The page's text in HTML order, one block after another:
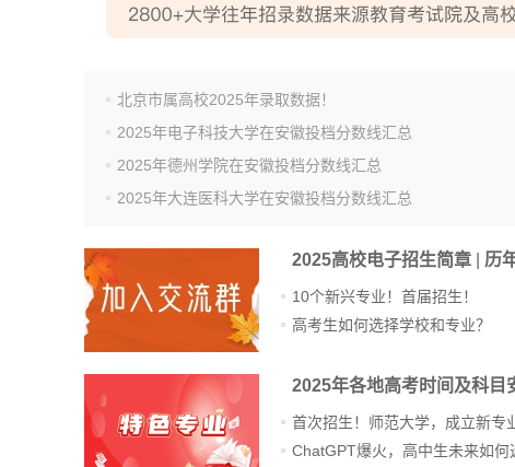
北京市属高校2025年录取数据！
2025年电子科技大学在安徽投档分数线汇总
2025年德州学院在安徽投档分数线汇总
2025年大连医科大学在安徽投档分数线汇总
2025高校电子招生简章 历
10个新兴专业！首届招生！
高考生如何选择学校和专业？
2025年各地高考时间及科目
首次招生！师范大学，成立新专